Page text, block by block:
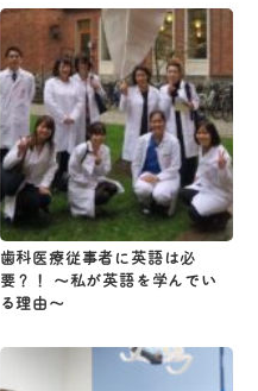
歯科医療従事者に英語は必
要？！ 〜私が英語を学んでい
る理由〜